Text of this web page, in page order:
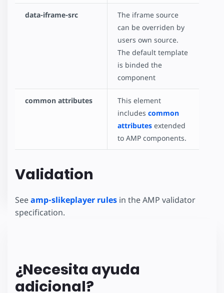
data-iframe-src
The iframe source
can be overriden by
users own source.
The default template
is binded the
component
common attributes
This element
includes common
attributes extended
to AMP components.
Validation
Seeamp-slikeplayer rules in the AMP validator
specification.
¿Necesita ayuda
adicional?